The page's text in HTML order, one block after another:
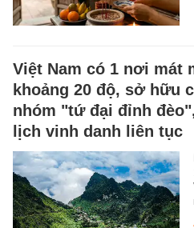
Việt Nam có 1 nơi mát
khoảng 20 độ, sở hữu
nhóm "tứ đại đỉnh
lịch vinh danh liên tục